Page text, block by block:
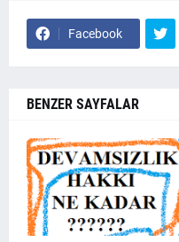
Facebook
BENZER SAYFALAR